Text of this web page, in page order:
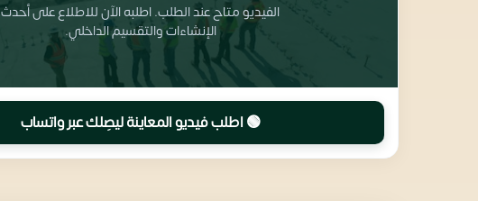
الفيديو متاح عند الطلب. اطلبه الآن للاطلاع على أحدث
الإنشاءات والتقسيم الداخلي.
🟢 اطلب فيديو المعاينة ليصِلك عبر واتساب